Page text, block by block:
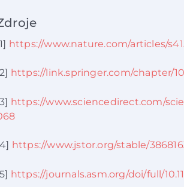
https://www.nature.com/articles/
https://link.springer.com/chapter/
https://www.sciencedirect.com/
https://www.jstor.org/stable/
https://journals.asm.org/doi/full/